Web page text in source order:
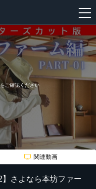
新
規
録
ご確認ください
関連動画
】さよなら本坊ファー